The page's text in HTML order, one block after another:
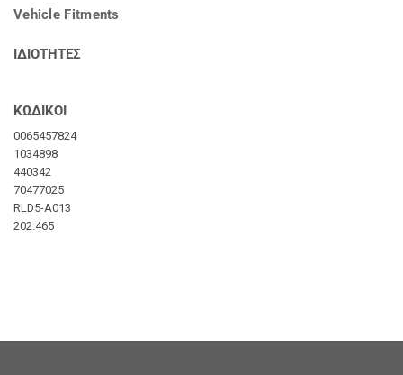
Vehicle Fitments
ΙΔΙΟΤΗΤΕΣ
ΚΩΔΙΚΟΙ
0065457824
1034898
440342
70477025
RLD5-A013
202.465